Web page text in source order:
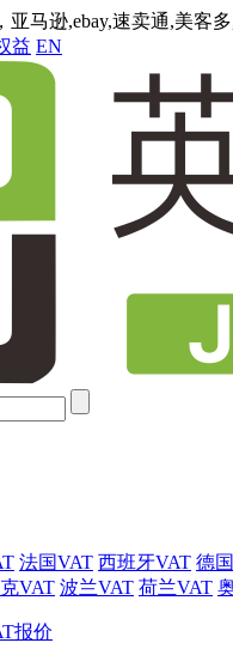
亚马逊,ebay,速卖通,美客
益 EN
法国VAT 西班牙VAT 德
VAT 波兰VAT 荷兰VAT
报价